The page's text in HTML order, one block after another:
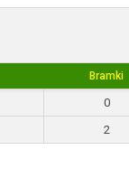
Bramki
0
2